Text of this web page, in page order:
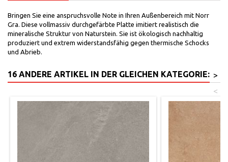
Bringen Sie eine anspruchsvolle Note in Ihren Außenbereich mit Norr
Gra. Diese vollmassiv durchgefärbte Platte imitiert realistisch die
mineralische Struktur von Naturstein. Sie ist ökologisch nachhaltig
produziert und extrem widerstandsfähig gegen thermische Schocks
und Abrieb.
16 ANDERE ARTIKEL IN DER GLEICHEN KATEGORIE: >
<